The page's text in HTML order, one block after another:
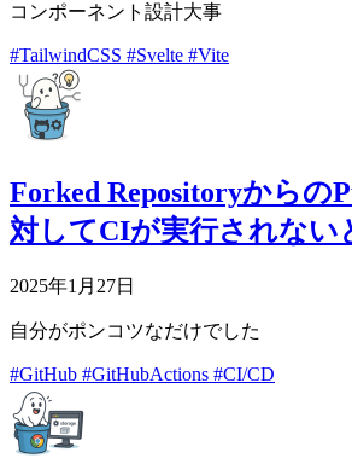
コンポーネント設計大事
#TailwindCSS #Svelte #Vite
Forked Repositoryからの
対してCIが実行されない
2025年1月27日
自分がポンコツなだけでした
#GitHub #GitHubActions #CI/CD